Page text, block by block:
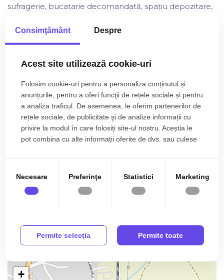
sufragerie, bucatarie decomandată, spațiu depozitare,
Etaj: 3 dormitoare dintre care unul matrimonial cu baie
proprie, doua dormitoare cu ieșire la logie, baie.
EURO Fiecare unitate se preda la stadiul de semifinisat
tâmplărie cu trei foi de sticla, izolatie exterioara
polistiren 10. Acoperiș cu grinzi de lemn, vata de 10,
tabla, izolatie termica si fonica. Fiecare unitate dispune
de un loc privat de parcare si curte proprie. Exista
posibilitatea de finisare de către constructor in funcție
folosite sunt de cea mai buna calitate. Pentru mai
multe detalii ne puteti contacta. ID EXTERN: P157344
+
Consimţământ Despre
Acest site utilizează cookie-uri
Folosim cookie-uri pentru a personaliza conținutul și
anunțurile, pentru a oferi funcţii de rețele sociale și pentru
a analiza traficul. De asemenea, le oferim partenerilor de
rețele sociale, de publicitate şi de analize informații cu
privire la modul în care folosiți site-ul nostru. Aceștia le
pot combina cu alte informații oferite de dvs. sau culese
Necesare Preferinţe Statistici Marketing
Permite selecţia Permite toate